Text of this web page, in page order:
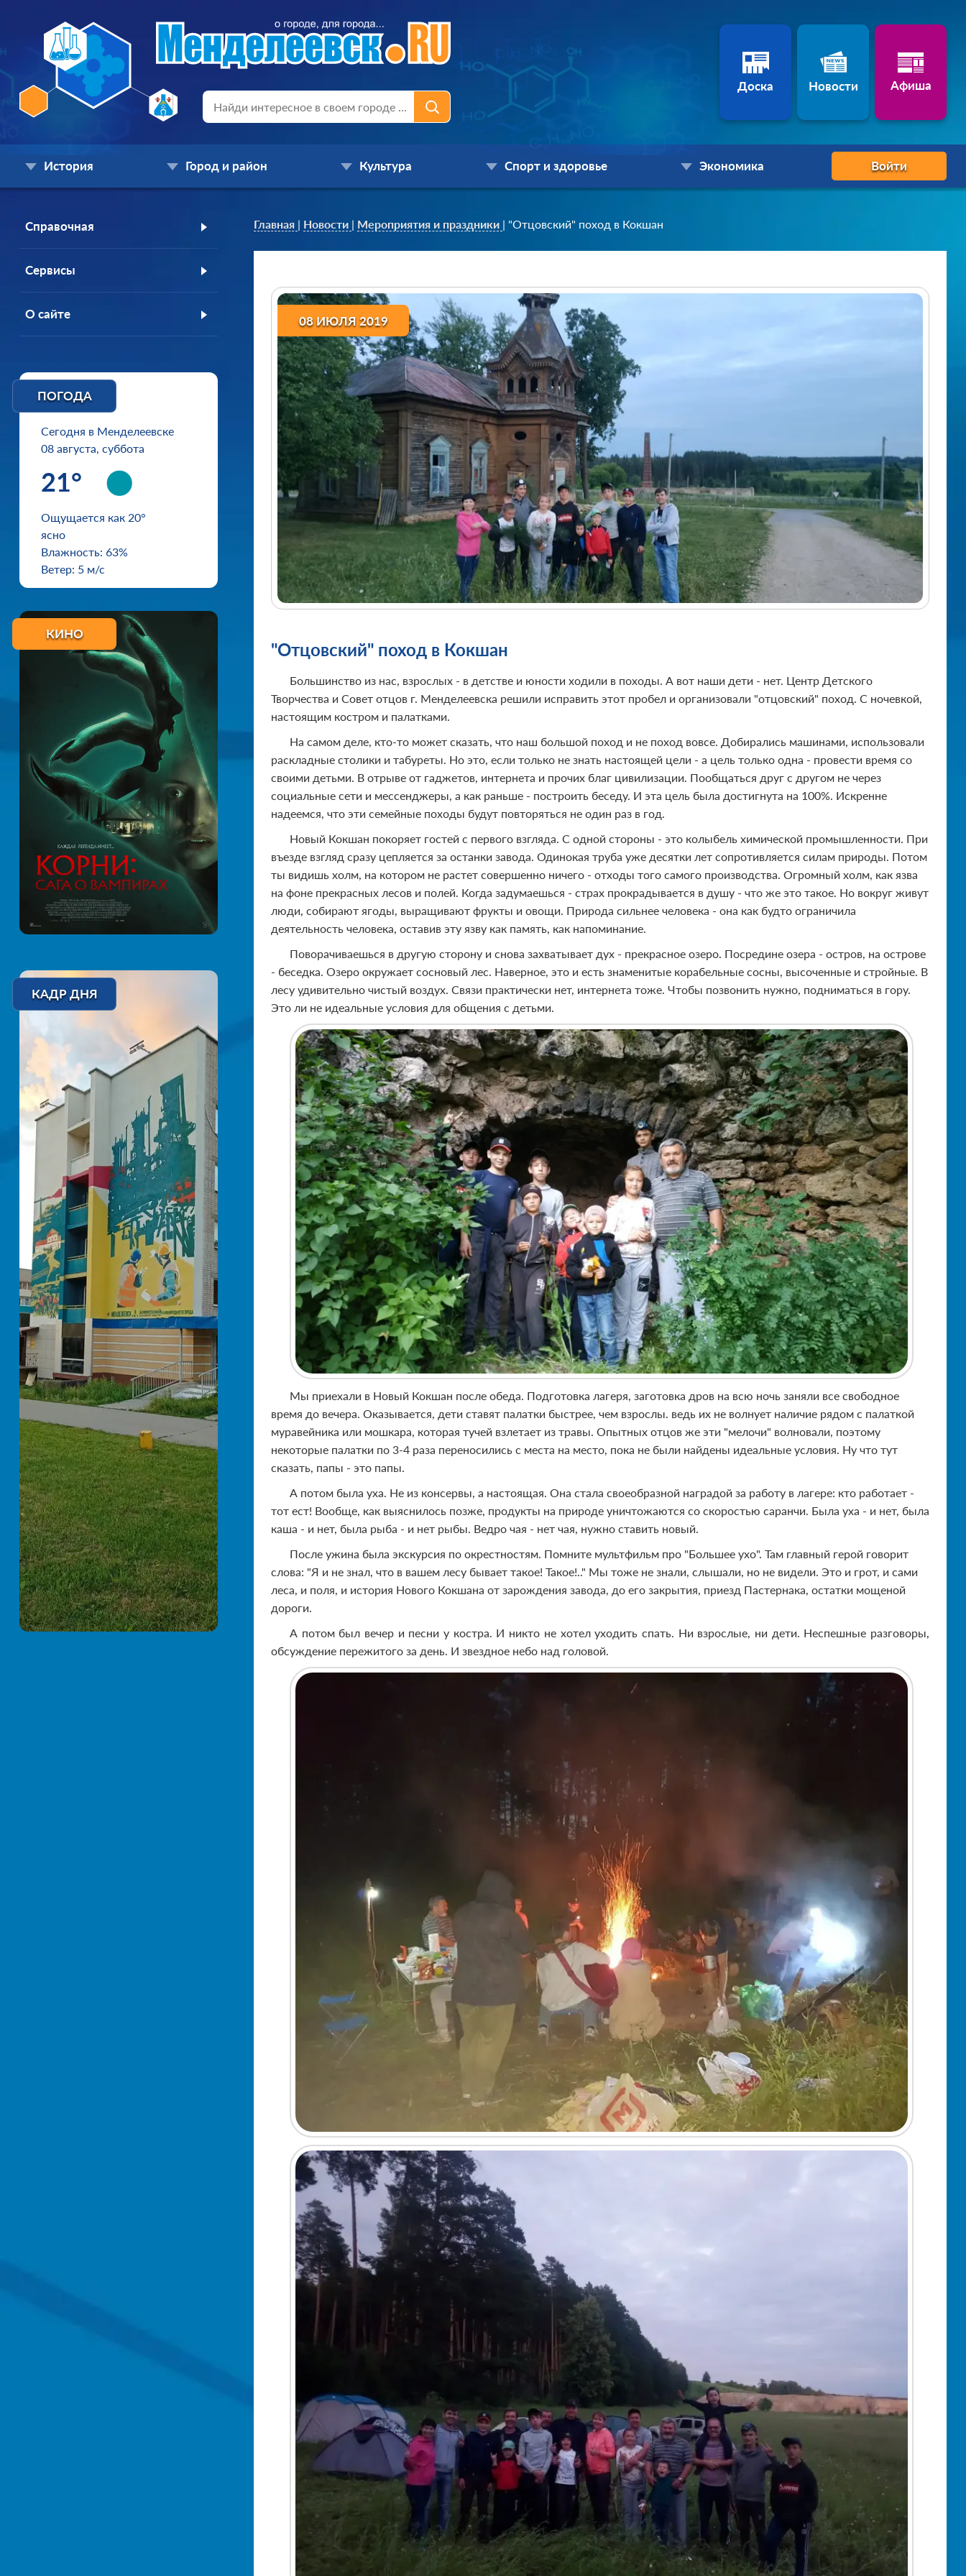
Доска Новости Афиша
История Город и район Культура Спорт и здоровье Экономика Войти
Справочная
Сервисы
О сайте
ПОГОДА
Сегодня в Менделеевске
08 августа, суббота
21°
Ощущается как 20°
ясно
Влажность: 63%
Ветер: 5 м/с
КИНО
КАДР ДНЯ
Главная | Новости | Мероприятия и праздники | "Отцовский" поход в Кокшан
08 ИЮЛЯ 2019
"Отцовский" поход в Кокшан
Большинство из нас, взрослых - в детстве и юности ходили в походы. А вот наши дети - нет. Центр Детского
Творчества и Совет отцов г. Менделеевска решили исправить этот пробел и организовали "отцовский" поход. С ночевкой,
настоящим костром и палатками.
На самом деле, кто-то может сказать, что наш большой поход и не поход вовсе. Добирались машинами, использовали
раскладные столики и табуреты. Но это, если только не знать настоящей цели - а цель только одна - провести время со
своими детьми. В отрыве от гаджетов, интернета и прочих благ цивилизации. Пообщаться друг с другом не через
социальные сети и мессенджеры, а как раньше - построить беседу. И эта цель была достигнута на 100%. Искренне
надеемся, что эти семейные походы будут повторяться не один раз в год.
Новый Кокшан покоряет гостей с первого взгляда. С одной стороны - это колыбель химической промышленности. При
въезде взгляд сразу цепляется за останки завода. Одинокая труба уже десятки лет сопротивляется силам природы. Потом
ты видишь холм, на котором не растет совершенно ничего - отходы того самого производства. Огромный холм, как язва
на фоне прекрасных лесов и полей. Когда задумаешься - страх прокрадывается в душу - что же это такое. Но вокруг живут
люди, собирают ягоды, выращивают фрукты и овощи. Природа сильнее человека - она как будто ограничила
деятельность человека, оставив эту язву как память, как напоминание.
Поворачиваешься в другую сторону и снова захватывает дух - прекрасное озеро. Посредине озера - остров, на острове
- беседка. Озеро окружает сосновый лес. Наверное, это и есть знаменитые корабельные сосны, высоченные и стройные. В
лесу удивительно чистый воздух. Связи практически нет, интернета тоже. Чтобы позвонить нужно, подниматься в гору.
Это ли не идеальные условия для общения с детьми.
Мы приехали в Новый Кокшан после обеда. Подготовка лагеря, заготовка дров на всю ночь заняли все свободное
время до вечера. Оказывается, дети ставят палатки быстрее, чем взрослы. ведь их не волнует наличие рядом с палаткой
муравейника или мошкара, которая тучей взлетает из травы. Опытных отцов же эти "мелочи" волновали, поэтому
некоторые палатки по 3-4 раза переносились с места на место, пока не были найдены идеальные условия. Ну что тут
сказать, папы - это папы.
А потом была уха. Не из консервы, а настоящая. Она стала своеобразной наградой за работу в лагере: кто работает -
тот ест! Вообще, как выяснилось позже, продукты на природе уничтожаются со скоростью саранчи. Была уха - и нет, была
каша - и нет, была рыба - и нет рыбы. Ведро чая - нет чая, нужно ставить новый.
После ужина была экскурсия по окрестностям. Помните мультфильм про "Большее ухо". Там главный герой говорит
слова: "Я и не знал, что в вашем лесу бывает такое! Такое!.." Мы тоже не знали, слышали, но не видели. Это и грот, и сами
леса, и поля, и история Нового Кокшана от зарождения завода, до его закрытия, приезд Пастернака, остатки мощеной
дороги.
А потом был вечер и песни у костра. И никто не хотел уходить спать. Ни взрослые, ни дети. Неспешные разговоры,
обсуждение пережитого за день. И звездное небо над головой.